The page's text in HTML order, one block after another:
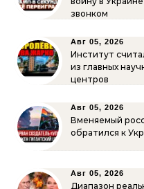
звонком
Авг 05, 2026
Институт
из главных
центров
Авг 05, 2026
Вменяемый
обратился к
Авг 05, 2026
Диапазон